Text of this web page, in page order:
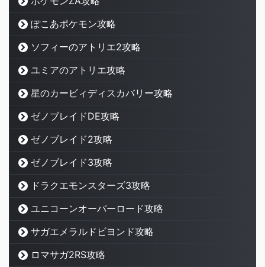
ぽこあポケモン攻略
ソフィーのアトリエ2攻略
ユミアのアトリエ攻略
星のカービィディスカバリー攻略
ゼノブレイドDE攻略
ゼノブレイド2攻略
ゼノブレイド3攻略
ドラクエモンスターズ3攻略
ユニコーンオーバーロード攻略
サガエメラルドビヨンド攻略
ロマサガ2RS攻略